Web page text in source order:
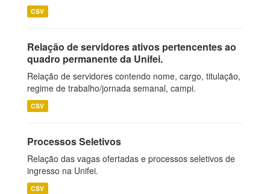
CSV
Relação de servidores ativos pertencentes ao
quadro permanente da Unifei.
Relação de servidores contendo nome, cargo, titulação,
regime de trabalho/jornada semanal, campi.
CSV
Processos Seletivos
Relação das vagas ofertadas e processos seletivos de
ingresso na Unifei.
CSV